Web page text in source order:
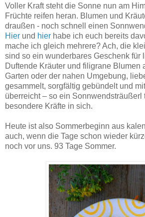
Voller Kraft steht die Sonne nun am
Früchte reifen heran. Blumen und
draußen - noch schnell einen
Hier und hier habe ich euch bereits
mache ich gleich mehrere? Ach, die
sind so ein wunderbares Geschenk für
Duftende Kräuter und filigrane Blumen
Garten oder der nahen Umgebung,
gesammelt, sorgfältig gebündelt und
überreicht – so ein Sonnwendsträußerl
besondere Kräfte in sich.
Heute ist also Sommerbeginn aus
auch, wenn die Tage schon wieder
noch vor uns. 93 Tage Sommer.